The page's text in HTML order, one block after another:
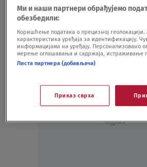
hrvatskih Srba
Aleksandar Đurica:
Draškovića
KULTURA12.03.21.
Oglas
Ми и наши партнери обрађујемо
обезбедили:
Коришћење података о прецизној
карактеристика уређаја за идентификацију.
информацијама на уређају. Персонализовано
мерење оглашавања и садржаја, истраживање
Листа партнера (добављача)
Приказ сврха